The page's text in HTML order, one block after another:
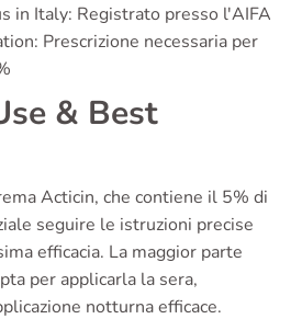
in Italy: Registrato presso l'AIFA
Prescrizione necessaria per
& Best
Acticin, che contiene il 5% di
seguire le istruzioni precise
efficacia. La maggior parte
per applicarla la sera,
notturna efficace.